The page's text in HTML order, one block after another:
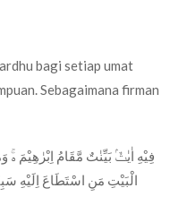
bagi setiap umat
Sebagaimana firman
فِيْهِ اٰيٰتٌۢ بَيِّنٰتٌ مَّقَامُ اِبْرٰهِيْمَ
الْبَيْتِ مَنِ اسْتَطَاعَ اِلَيْهِ